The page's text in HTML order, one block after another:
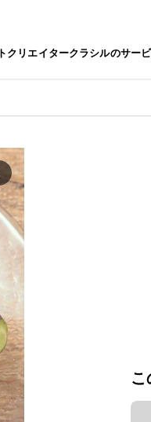
クリエイタークラシルのサー